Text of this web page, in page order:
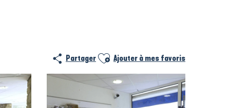
Partager Ajouter aux favoris
Ajouter à mes favoris